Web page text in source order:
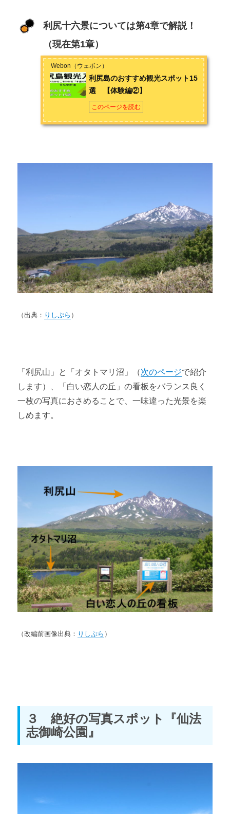
利尻十六景については第4章で解説！
（現在第1章）
Webon（ウェボン）
利尻島のおすすめ観光スポット15
選 【体験編②】
このページを読む
（出典： りしぷら ）
「利尻山」と「オタトマリ沼」（次のページで紹介
します）、「白い恋人の丘」の看板をバランス良く
一枚の写真におさめることで、一味違った光景を楽
しめます。
（改編前画像出典： りしぷら ）
３ 絶好の写真スポット『仙法
志御崎公園』